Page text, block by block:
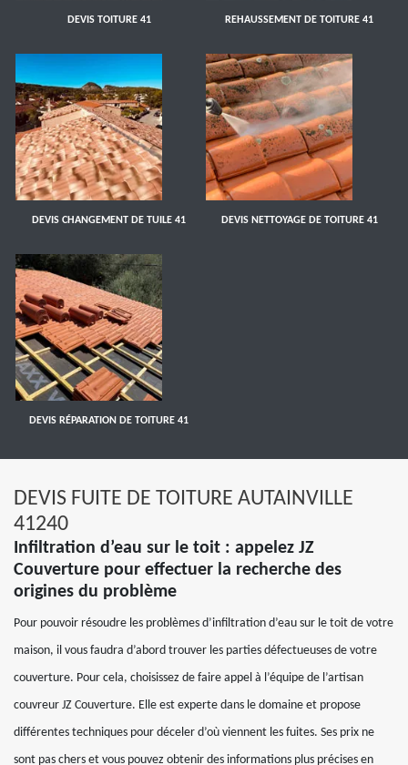
DEVIS TOITURE 41 REHAUSSEMENT DE TOITURE 41
DEVIS CHANGEMENT DE TUILE 41 DEVIS NETTOYAGE DE TOITURE 41
DEVIS RÉPARATION DE TOITURE 41
DEVIS FUITE DE TOITURE AUTAINVILLE
41240
Infiltration d’eau sur le toit : appelez JZ
Couverture pour effectuer la recherche des
origines du problème
Pour pouvoir résoudre les problèmes d’infiltration d’eau sur le toit de votre
maison, il vous faudra d’abord trouver les parties défectueuses de votre
couverture. Pour cela, choisissez de faire appel à l’équipe de l’artisan
couvreur JZ Couverture. Elle est experte dans le domaine et propose
différentes techniques pour déceler d’où viennent les fuites. Ses prix ne
sont pas chers et vous pouvez obtenir des informations plus précises en